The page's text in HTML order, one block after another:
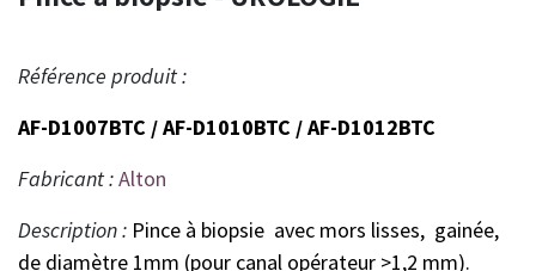
Référence produit :
AF-D1007BTC /AF-D1010BTC /AF-D1012BTC
Fabricant :Alton
Description : Pince à biopsie avec mors lisses, gainée,
de diamètre 1mm (pour canal opérateur >1,2 mm).